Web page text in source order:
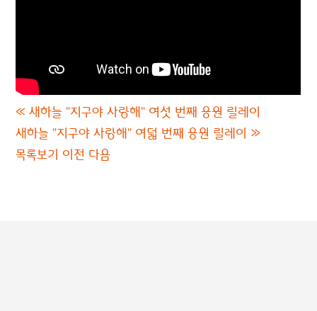
« 새하늘 "지구야 사랑해" 여섯 번째 응원 릴레이
새하늘 "지구야 사랑해" 여덟 번째 응원 릴레이 »
목록보기 이전 다음